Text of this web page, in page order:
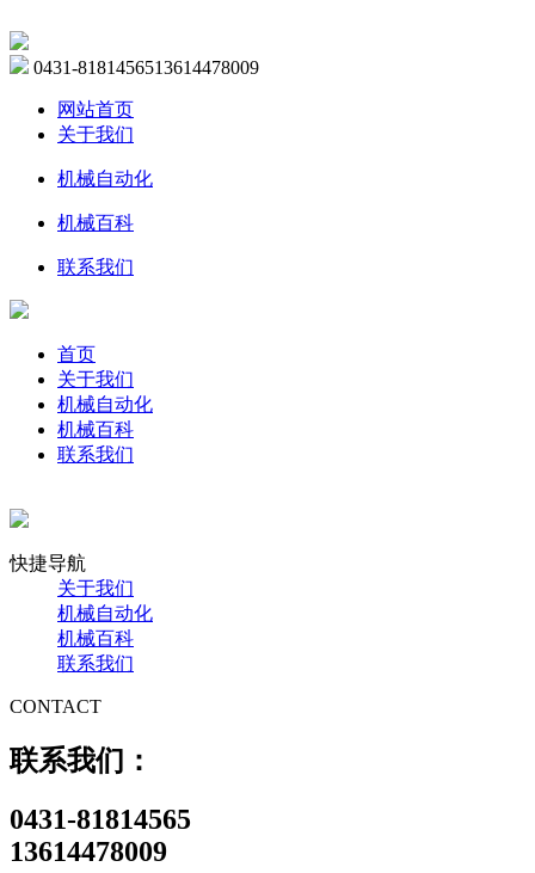
0431-8181456513614478009
网站首页
关于我们
机械自动化
机械百科
联系我们
首页
关于我们
机械自动化
机械百科
联系我们
快捷导航
关于我们
机械自动化
机械百科
联系我们
CONTACT
联系我们：
0431-81814565
13614478009